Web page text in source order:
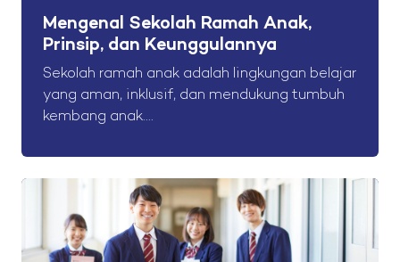
Mengenal Sekolah Ramah Anak,
Prinsip, dan Keunggulannya
Sekolah ramah anak adalah lingkungan belajar
yang aman, inklusif, dan mendukung tumbuh
kembang anak....